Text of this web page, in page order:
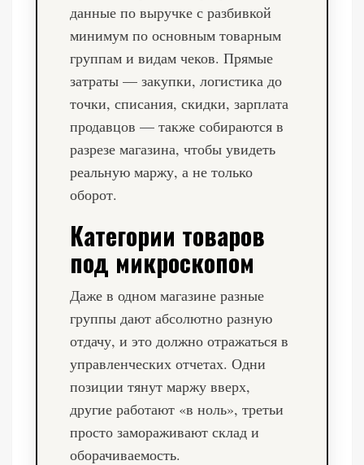
данные по выручке с разбивкой
минимум по основным товарным
группам и видам чеков. Прямые
затраты — закупки, логистика до
точки, списания, скидки, зарплата
продавцов — также собираются в
разрезе магазина, чтобы увидеть
реальную маржу, а не только
оборот.
Категории товаров
под микроскопом
Даже в одном магазине разные
группы дают абсолютно разную
отдачу, и это должно отражаться в
управленческих отчетах. Одни
позиции тянут маржу вверх,
другие работают «в ноль», третьи
просто замораживают склад и
оборачиваемость.